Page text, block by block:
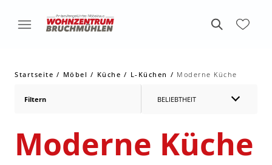
Startseite Möbel Küche L-Küchen Moderne Küche
Filtern BELIEBTHEIT
Moderne Küche